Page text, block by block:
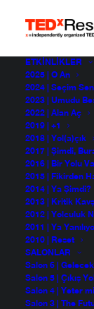
ETKINLIKLER
2025 | O An
2024 | Seçim
2023 | Umudu
2022 | Alan Aç
2019 | +1
2018 | Yol(a)çık
2017 | Şimdi,
2016 | Bir Yolu
2015 | Fikirden
2014 | Ya Şimdi?
2013 | Kritik
2012 | Yolculuk
2011 | Ya
2010 | Reset
SALONLAR
Salon 6 |
Salon 5 | Çıkış
Salon 4 | Yeter
Salon 3 | The